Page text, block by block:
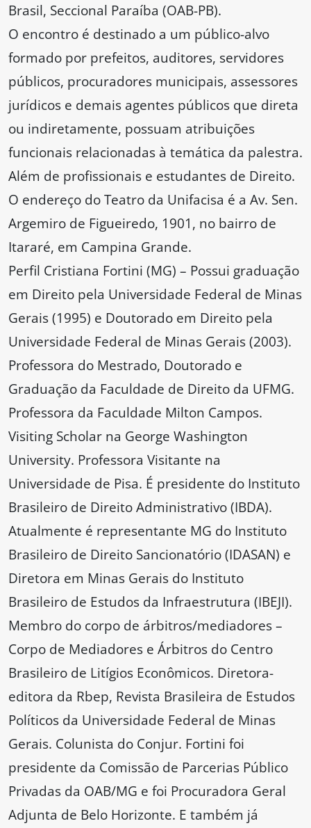
Brasil, Seccional Paraíba (OAB-PB).
O encontro é destinado a um público-alvo
formado por prefeitos, auditores, servidores
públicos, procuradores municipais, assessores
jurídicos e demais agentes públicos que direta
ou indiretamente, possuam atribuições
funcionais relacionadas à temática da palestra.
Além de profissionais e estudantes de Direito.
O endereço do Teatro da Unifacisa é a Av. Sen.
Argemiro de Figueiredo, 1901, no bairro de
Itararé, em Campina Grande.
Perfil Cristiana Fortini (MG) – Possui graduação
em Direito pela Universidade Federal de Minas
Gerais (1995) e Doutorado em Direito pela
Universidade Federal de Minas Gerais (2003).
Professora do Mestrado, Doutorado e
Graduação da Faculdade de Direito da UFMG.
Professora da Faculdade Milton Campos.
Visiting Scholar na George Washington
University. Professora Visitante na
Universidade de Pisa. É presidente do Instituto
Brasileiro de Direito Administrativo (IBDA).
Atualmente é representante MG do Instituto
Brasileiro de Direito Sancionatório (IDASAN) e
Diretora em Minas Gerais do Instituto
Brasileiro de Estudos da Infraestrutura (IBEJI).
Membro do corpo de árbitros/mediadores –
Corpo de Mediadores e Árbitros do Centro
Brasileiro de Litígios Econômicos. Diretora-
editora da Rbep, Revista Brasileira de Estudos
Políticos da Universidade Federal de Minas
Gerais. Colunista do Conjur. Fortini foi
presidente da Comissão de Parcerias Público
Privadas da OAB/MG e foi Procuradora Geral
Adjunta de Belo Horizonte. E também já